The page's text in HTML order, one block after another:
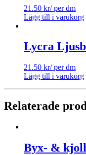
21.50 kr/ per dm
Lägg till i varukorg
Lycra
21.50 kr/ per dm
Lägg till i varukorg
Relaterade
Byx- &